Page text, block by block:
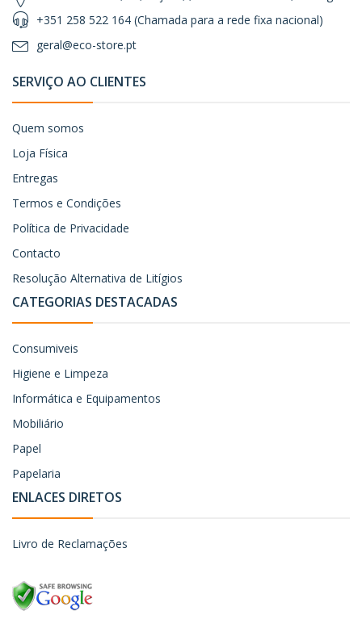
+351 258 522 164 (Chamada para a rede fixa nacional)
geral@eco-store.pt
SERVIÇO AO CLIENTES
Quem somos
Loja Física
Entregas
Termos e Condições
Política de Privacidade
Contacto
Resolução Alternativa de Litígios
CATEGORIAS DESTACADAS
Consumiveis
Higiene e Limpeza
Informática e Equipamentos
Mobiliário
Papel
Papelaria
ENLACES DIRETOS
Livro de Reclamações